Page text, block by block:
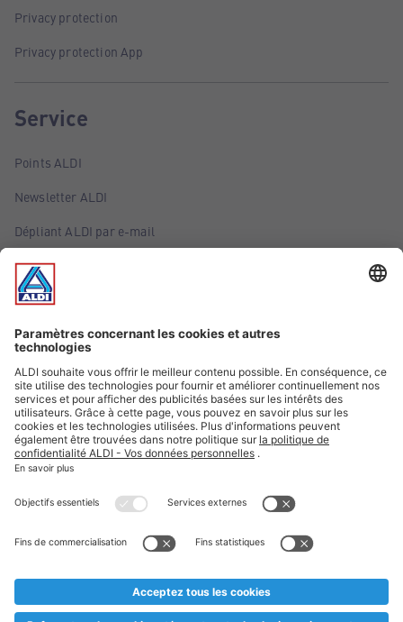
Privacy protection
Privacy protection App
Service
Points ALDI
Newsletter ALDI
Dépliant ALDI par e-mail
Offres
Infos essentielles
Suivez ALDI Belgique
Textes marqués d'un astérisque et mentions légales
* Nous vendons ces articles temporairement et jusqu'à
au cas où, malgré le planning bien étudié, nous serions
prématurément en rupture de stock. Prix Recupel et TVA incl.
** Sur ce site, l’utilisation de la forme masculine a été adoptée